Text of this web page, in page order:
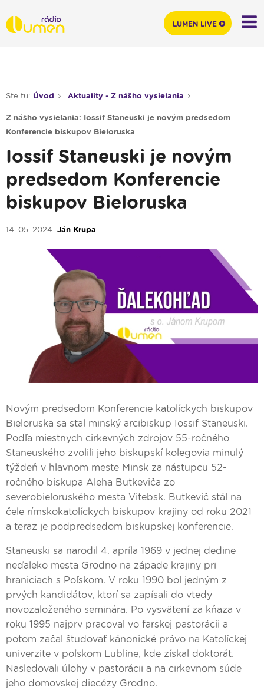
Ste tu: Úvod Aktuality - Z nášho vysielania
Z nášho vysielania: Iossif Staneuski je novým predsedom
Konferencie biskupov Bieloruska
Iossif Staneuski je novým
predsedom Konferencie
biskupov Bieloruska
14. 05. 2024 Ján Krupa
Novým predsedom Konferencie katolíckych biskupov
Bieloruska sa stal minský arcibiskup Iossif Staneuski.
Podľa miestnych cirkevných zdrojov 55-ročného
Staneuského zvolili jeho biskupskí kolegovia minulý
týždeň v hlavnom meste Minsk za nástupcu 52-
ročného biskupa Aleha Butkeviča zo
severobieloruského mesta Vitebsk. Butkevič stál na
čele rímskokatolíckych biskupov krajiny od roku 2021
a teraz je podpredsedom biskupskej konferencie.
Staneuski sa narodil 4. apríla 1969 v jednej dedine
neďaleko mesta Grodno na západe krajiny pri
hraniciach s Poľskom. V roku 1990 bol jedným z
prvých kandidátov, ktorí sa zapísali do vtedy
novozaloženého seminára. Po vysvätení za kňaza v
roku 1995 najprv pracoval vo farskej pastorácii a
potom začal študovať kánonické právo na Katolíckej
univerzite v poľskom Lubline, kde získal doktorát.
Nasledovali úlohy v pastorácii a na cirkevnom súde
jeho domovskej diecézy Grodno.
LUMEN LIVE